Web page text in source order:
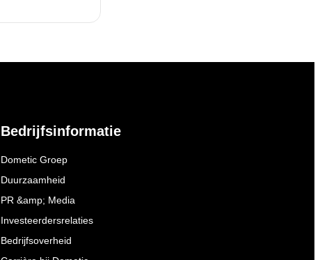
Bedrijfsinformatie
Dometic Groep
Duurzaamheid
PR &amp; Media
Investeerdersrelaties
Bedrijfsoverheid